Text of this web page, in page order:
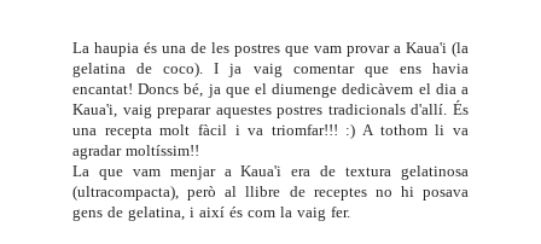
La haupia és una de les postres que vam provar a Kaua'i (la
gelatina de coco). I ja vaig comentar que ens havia
encantat! Doncs bé, ja que el diumenge dedicàvem el dia a
Kaua'i, vaig preparar aquestes postres tradicionals d'allí. És
una recepta molt fàcil i va triomfar!!! :) A tothom li va
agradar moltíssim!!
La que vam menjar a Kaua'i era de textura gelatinosa
(ultracompacta), però al llibre de receptes no hi posava
gens de gelatina, i així és com la vaig fer.